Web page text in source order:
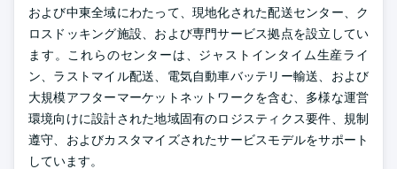
および中東全域にわたって、現地化された配送センター、ク
ロスドッキング施設、および専門サービス拠点を設立してい
ます。これらのセンターは、ジャストインタイム生産ライ
ン、ラストマイル配送、電気自動車バッテリー輸送、および
大規模アフターマーケットネットワークを含む、多様な運営
環境向けに設計された地域固有のロジスティクス要件、規制
遵守、およびカスタマイズされたサービスモデルをサポート
しています。